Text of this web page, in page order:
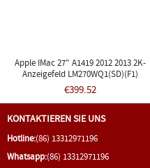
Apple IMac 27" A1419 2012 2013 2K-
Anzeigefeld LM270WQ1(SD)(F1)
2560x1440 2K
€399.52
KONTAKTIEREN SIE UNS
Hotline:(86) 13312971196
Whatsapp:(86) 13312971196